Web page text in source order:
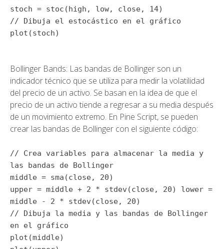
stoch = stoc (high, low, close, 14)
// Dibuja el estocástico en el gráfico
plot (stoch)
Bollinger Bands: Las bandas de Bollinger son un
indicador técnico que se utiliza para medir la volatilidad
del precio de un activo. Se basan en la idea de que el
precio de un activo tiende a regresar a su media después
de un movimiento extremo. En Pine Script, se pueden
crear las bandas de Bollinger con el siguiente código:
// Crea variables para almacenar la media y
las bandas de Bollinger
middle = sma (close, 20)
upper = middle + 2 * stdev (close, 20) lower =
middle - 2 * stdev (close, 20)
// Dibuja la media y las bandas de Bollinger
en el gráfico
plot (middle)